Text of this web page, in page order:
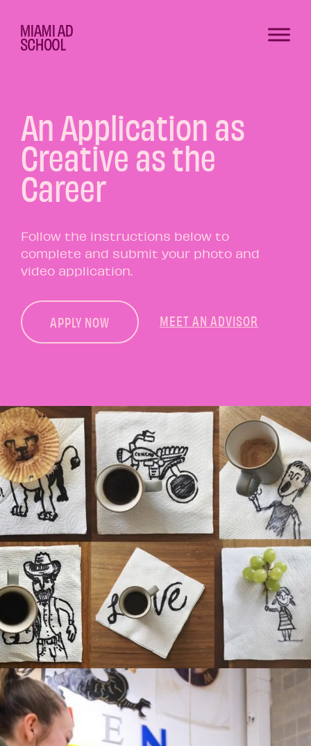
An Application as
Creative as the
Career
Follow the instructions below to
complete and submit your photo and
video application.
APPLY NOW MEET AN ADVISOR